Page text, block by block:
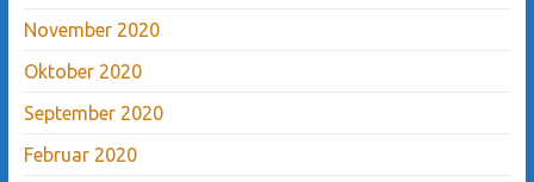
November 2020
Oktober 2020
September 2020
Februar 2020